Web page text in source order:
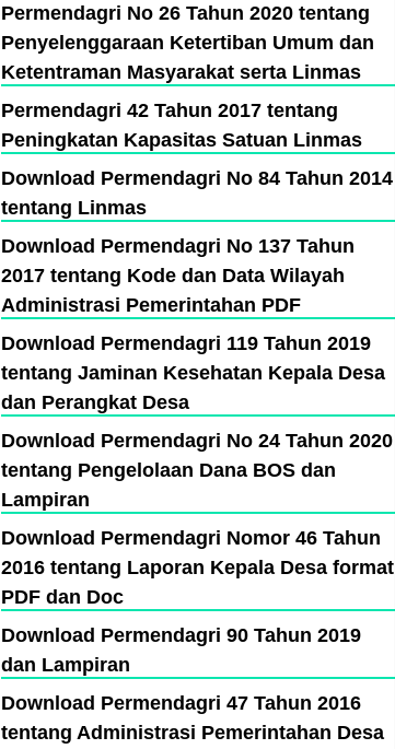
Permendagri No 26 Tahun 2020 tentang
Penyelenggaraan Ketertiban Umum dan
Ketentraman Masyarakat serta Linmas
Permendagri 42 Tahun 2017 tentang
Peningkatan Kapasitas Satuan Linmas
Download Permendagri No 84 Tahun 2014
tentang Linmas
Download Permendagri No 137 Tahun
2017 tentang Kode dan Data Wilayah
Administrasi Pemerintahan PDF
Download Permendagri 119 Tahun 2019
tentang Jaminan Kesehatan Kepala Desa
dan Perangkat Desa
Download Permendagri No 24 Tahun 2020
tentang Pengelolaan Dana BOS dan
Lampiran
Download Permendagri Nomor 46 Tahun
2016 tentang Laporan Kepala Desa format
PDF dan Doc
Download Permendagri 90 Tahun 2019
dan Lampiran
Download Permendagri 47 Tahun 2016
tentang Administrasi Pemerintahan Desa